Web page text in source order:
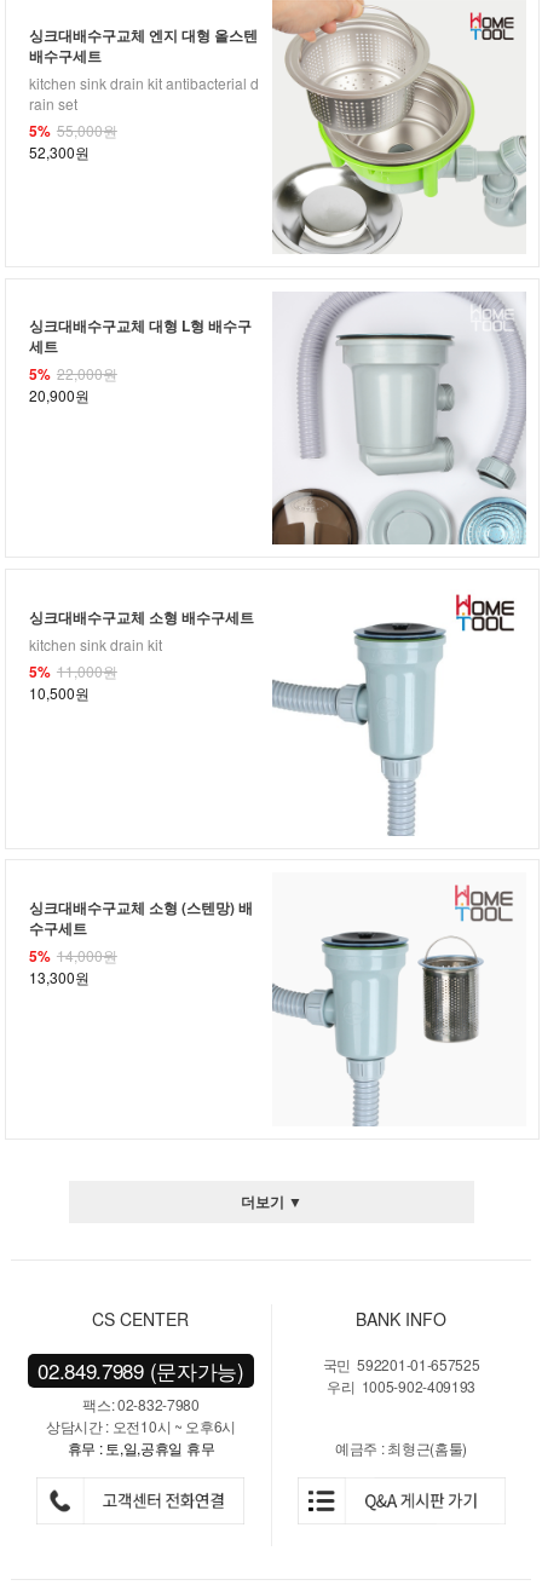
싱크대배수구교체 엔지 대형 올스텐
배수구세트
kitchen sink drain kit antibacterial d
rain set
5% 55,000원
52,300원
싱크대배수구교체 대형 L형 배수구
세트
5% 22,000원
20,900원
싱크대배수구교체 소형 배수구세트
kitchen sink drain kit
5% 11,000원
10,500원
싱크대배수구교체 소형 (스텐망) 배
수구세트
5% 14,000원
13,300원
더보기 ▼
CS CENTER
02.849.7989 (문자가능)
팩스: 02-832-7980
상담시간 : 오전10시 ~ 오후6시
휴무 : 토,일,공휴일 휴무
BANK INFO
국민 592201-01-657525
우리 1005-902-409193
예금주 : 최형근(홈툴)